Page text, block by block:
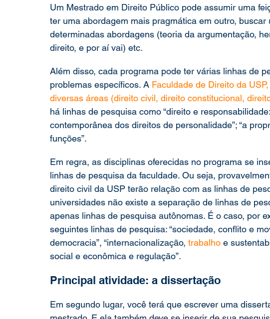
Um Mestrado em Direito Público pode assumir uma
ter uma abordagem mais pragmática em outro,
determinadas abordagens (teoria da argumentação,
direito, e por aí vai) etc.
Além disso, cada programa pode ter várias linhas de
problemas específicos. A Faculdade de Direito da
diversas áreas (direito civil, direito constitucional,
há linhas de pesquisa como “direito e
contemporânea dos direitos de personalidade”; “a
funções”.
Em regra, as disciplinas oferecidas no programa se
linhas de pesquisa da faculdade. Ou seja,
direito civil da USP terão relação com as linhas de
universidades não existe a separação de linhas de
apenas linhas de pesquisa autônomas. É o caso, por
seguintes linhas de pesquisa: “sociedade, conflito e
democracia”, “internacionalização, trabalho e
social e econômica e regulação”.
Principal atividade: a dissertação
Em segundo lugar, você terá que escrever uma